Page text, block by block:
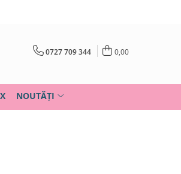
0727 709 344 0,00
NOUTĂȚI